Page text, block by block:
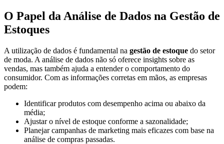
O Papel da Análise de Dados na Gestão de
Estoques
A utilização de dados é fundamental na gestão de estoque do setor
de moda. A análise de dados não só oferece insights sobre as
vendas, mas também ajuda a entender o comportamento do
consumidor. Com as informações corretas em mãos, as empresas
podem:
Identificar produtos com desempenho acima ou abaixo da
média;
Ajustar o nível de estoque conforme a sazonalidade;
Planejar campanhas de marketing mais eficazes com base na
análise de compras passadas.